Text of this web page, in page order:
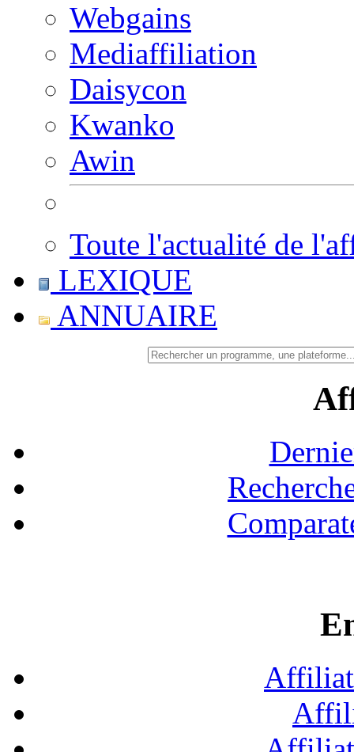
Webgains
Mediaffiliation
Daisycon
Kwanko
Awin
Toute l'actualité de
LEXIQUE
ANNUAIRE